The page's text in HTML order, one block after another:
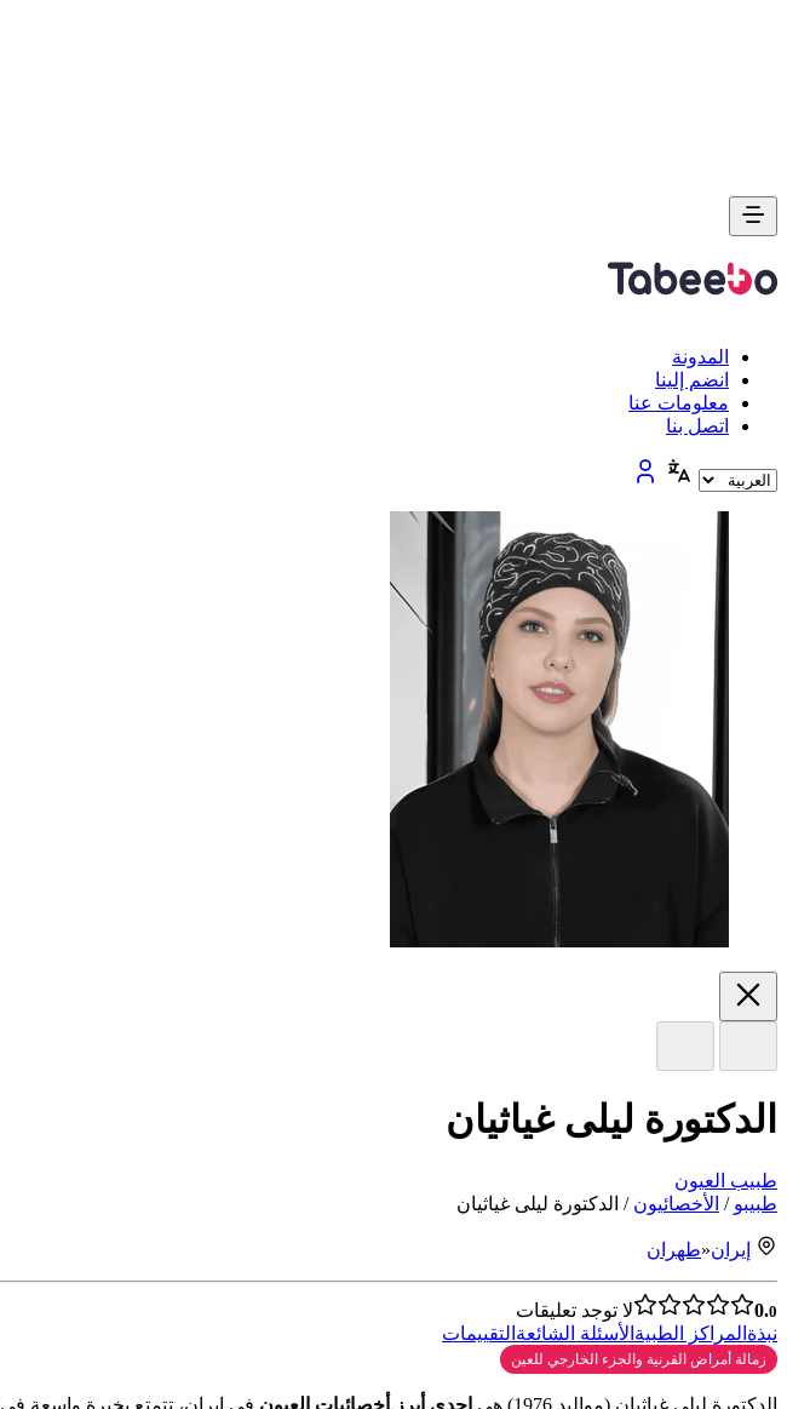
المدونة
انضم إلينا
معلومات عنا
اتصل بنا
الدكتورة ليلى غياثيان
طبيب العيون
طبیبو / الأخصائيون / الدكتورة ليلى غياثيان
إيران«طهران
0.0
لا توجد تعليقات
نبذة المراكز الطبية الأسئلة الشائعة التقييمات
زمالة أمراض القرنية والجزء الخارجي للعين
الدكتورة ليلى غياثيان (مواليد 1976) هي إحدى أبرز أخصائيات العيون في إيران، تتمتع بخبرة واسعة في